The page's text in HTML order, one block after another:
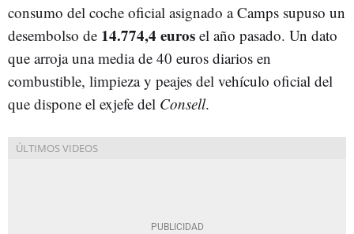
consumo del coche oficial asignado a Camps supuso un
desembolso de 14.774,4 euros el año pasado. Un dato
que arroja una media de 40 euros diarios en
combustible, limpieza y peajes del vehículo oficial del
que dispone el exjefe del Consell.